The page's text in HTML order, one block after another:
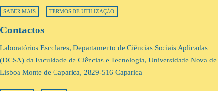
SABER MAIS TERMOS DE UTILIZAÇÃO
Contactos
Laboratórios Escolares, Departamento de Ciências Sociais Aplicadas
(DCSA) da Faculdade de Ciências e Tecnologia, Universidade Nova de
Lisboa Monte de Caparica, 2829-516 Caparica